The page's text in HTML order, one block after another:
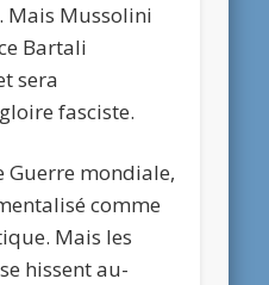
Mais Mussolini
Bartali
sera
fasciste.
Guerre mondiale,
comme
Mais les
hissent au-